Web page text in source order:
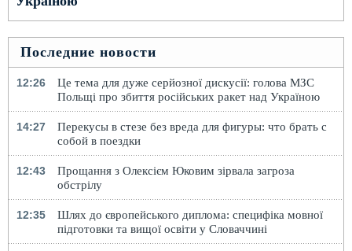
Последние новости
12:26
Це тема для дуже серйозної дискусії: голова МЗС
Польщі про збиття російських ракет над Україною
14:27
Перекусы в стезе без вреда для фигуры: что брать с
собой в поездки
12:43
Прощання з Олексієм Юковим зірвала загроза
обстрілу
12:35
Шлях до європейського диплома: специфіка мовної
підготовки та вищої освіти у Словаччині